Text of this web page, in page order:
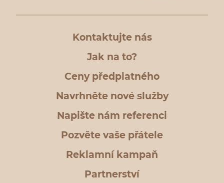
Kontaktujte nás
Jak na to?
Ceny předplatného
Navrhněte nové služby
Napište nám referenci
Pozvěte vaše přátele
Reklamní kampaň
Partnerství